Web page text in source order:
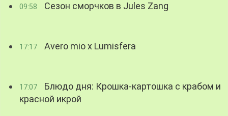
09:58 Сезон сморчков в Jules Zang
17:17 Avero mio x Lumisfera
17:07
Блюдо дня: Крошка-картошка с крабом и
красной икрой